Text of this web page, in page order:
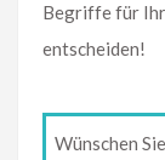
Begriffe für
entscheiden!
Wünschen